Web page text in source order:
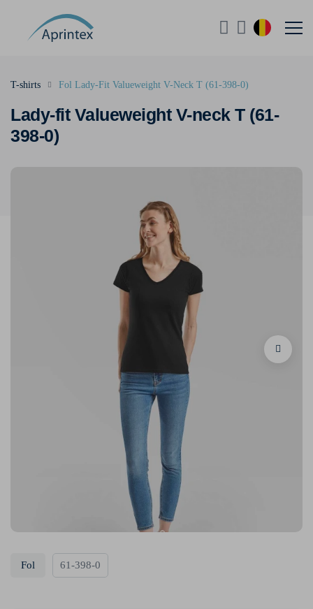
Lady-fit Valueweight V-neck T (61-
398-0)
T-shirts Fol Lady-Fit Valueweight V-Neck T (61-398-0)
Fol 61-398-0